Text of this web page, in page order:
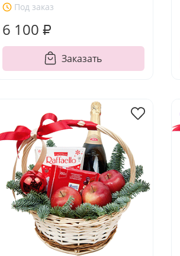
Под заказ
6 100 ₽
Заказать